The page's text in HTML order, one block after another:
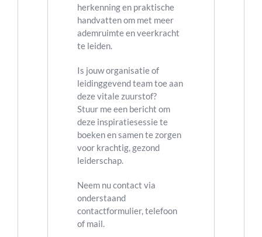
herkenning en praktische
handvatten om met meer
ademruimte en veerkracht
te leiden.
Is jouw organisatie of
leidinggevend team toe aan
deze vitale zuurstof?
Stuur me een bericht om
deze inspiratiesessie te
boeken en samen te zorgen
voor krachtig, gezond
leiderschap.
Neem nu contact via
onderstaand
contactformulier, telefoon
of mail.